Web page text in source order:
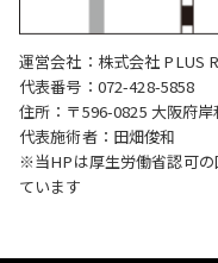
運営会社：株式会社 PLUS
代表番号：072-428-5858
住所：〒596-0825 大阪府
代表施術者：田畑俊和
※当HPは厚生労働省認可の
ています